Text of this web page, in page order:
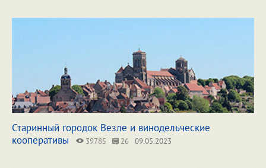
Старинный городок Везле и винодельческие
кооперативы
39785 26 09.05.2023